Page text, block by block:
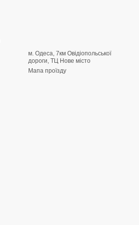
м. Одеса, 7км Овідіопольської
дороги, ТЦ Нове місто
Мапа проїзду